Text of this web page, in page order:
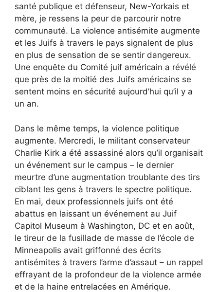
santé publique et défenseur, New-Yorkais et
mère, je ressens la peur de parcourir notre
communauté. La violence antisémite augmente
et les Juifs à travers le pays signalent de plus
en plus de sensation de se sentir dangereux.
Une enquête du Comité juif américain a révélé
que près de la moitié des Juifs américains se
sentent moins en sécurité aujourd’hui qu’il y a
un an.
Dans le même temps, la violence politique
augmente. Mercredi, le militant conservateur
Charlie Kirk a été assassiné alors qu’il organisait
un événement sur le campus – le dernier
meurtre d’une augmentation troublante des tirs
ciblant les gens à travers le spectre politique.
En mai, deux professionnels juifs ont été
abattus en laissant un événement au Juif
Capitol Museum à Washington, DC et en août,
le tireur de la fusillade de masse de l’école de
Minneapolis avait griffonné des écrits
antisémites à travers l’arme d’assaut – un rappel
effrayant de la profondeur de la violence armée
et de la haine entrelacées en Amérique.